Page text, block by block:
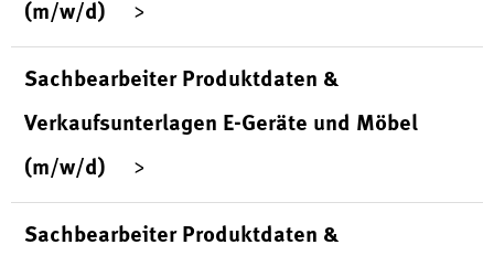
(m/w/d)
Sachbearbeiter Produktdaten &
Verkaufsunterlagen E-Geräte und Möbel
(m/w/d)
Sachbearbeiter Produktdaten &